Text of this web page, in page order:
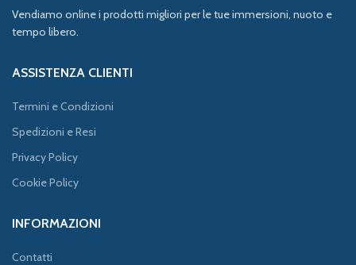
Vendiamo online i prodotti migliori per le tue immersioni, nuoto e
tempo libero.
ASSISTENZA CLIENTI
Termini e Condizioni
Spedizioni e Resi
Privacy Policy
Cookie Policy
INFORMAZIONI
Contatti